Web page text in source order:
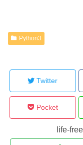
Python3
Twitter
Pocket
life-